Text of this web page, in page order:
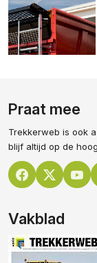
Praat mee
Trekkerweb is ook
blijf altijd op de
Vakblad